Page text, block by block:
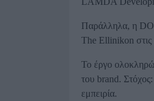
Παράλληλα, η
The Ellinikon στις
Το έργο
του brand.
εμπειρία.